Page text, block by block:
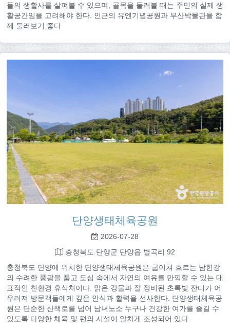
들의 생활사를 살펴볼 수 있으며, 골목을 둘러볼 때는 주민의 실제 생
활공간임을 고려해야 한다. 인근의 유엔기념공원과 부산박물관을 함
께 둘러보기 좋다
단양생태체육공원
2026-07-28
충청북도 단양군 단양읍 별곡리 92
충청북도 단양에 위치한 단양생태체육공원은 굽이쳐 흐르는 남한강
의 수려한 풍광을 품고 도심 속에서 자연의 여유를 만끽할 수 있는 대
표적인 친환경 휴식처이다. 맑은 강물과 잘 정비된 초록빛 잔디가 어
우러져 방문객들에게 깊은 안식과 활력을 선사한다. 단양생태체육공
원은 단순한 산책로를 넘어 남녀노소 누구나 건강한 여가를 즐길 수
있도록 다양한 체육 및 편의 시설이 알차게 조성되어 있다.